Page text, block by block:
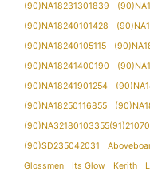
(90)NA18231301839
(90)NA18240101428
(90)NA18240105115
(90)NA18241400190
(90)NA18241901254
(90)NA18250116855
(90)SD235042031
Glossmen
Its Glow Kerith